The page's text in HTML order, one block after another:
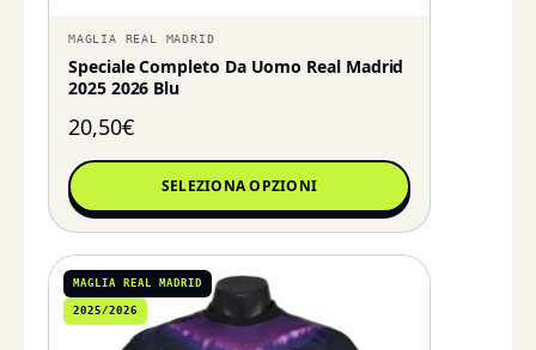
MAGLIA REAL MADRID
Speciale Completo Da Uomo Real Madrid
2025 2026 Blu
20,50€
SELEZIONA OPZIONI
MAGLIA REAL MADRID
2025/2026